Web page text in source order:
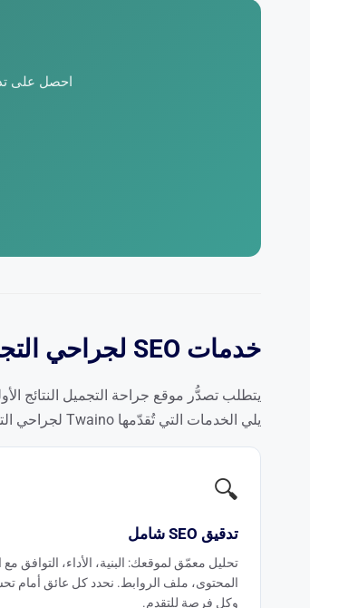
خدمات SEO لجراحي التجميل
يلي الخدمات التي تُقدّمها Twaino لجراحي التجميل.
🔍
تدقيق SEO شامل
تحليل معمّق لموقعك: البنية، الأداء، التوافق
المحتوى، ملف الروابط. نحدد كل عائق أمام
وكل فرصة للتقدم.